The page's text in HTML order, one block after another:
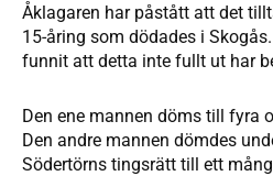
Åklagaren har påstått att det
15-åring som dödades i
funnit att detta inte fullt ut har
Den ene mannen döms till fyra
Den andre mannen dömdes
Södertörns tingsrätt till ett